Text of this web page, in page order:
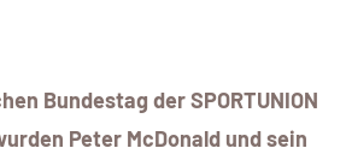
Bundestag der SPORTUNION
Peter McDonald und sein